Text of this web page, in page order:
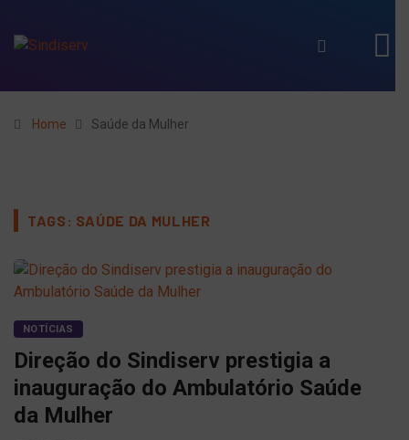
Home Saúde da Mulher
TAGS: SAÚDE DA MULHER
NOTÍCIAS
Direção do Sindiserv prestigia a
inauguração do Ambulatório Saúde
da Mulher